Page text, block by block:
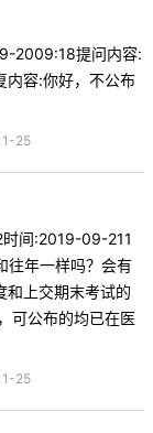
2009:18提问内容:
内容:你好，不公布
25
间:2019-09-211
往年一样吗？会有
和上交期末考试的
可公布的均已在医
25